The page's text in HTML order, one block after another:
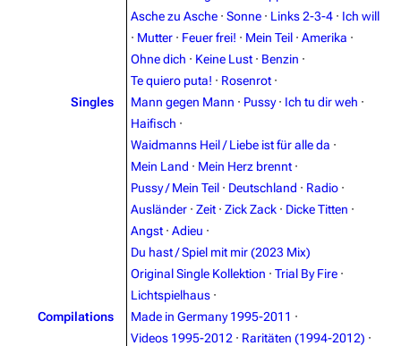
3.4K 12 290.4K
Navigation
Main page
Random page
Rammstein
Information
Discography
Videography
Song list
Merchandise
Emigrate
Lindemann
Singles
Asche zu Asche · Sonne · Links 2-3-4 · Ich will
· Mutter · Feuer frei! · Mein Teil · Amerika ·
Ohne dich · Keine Lust · Benzin ·
Te quiero puta! · Rosenrot ·
Mann gegen Mann · Pussy · Ich tu dir weh ·
Haifisch ·
Waidmanns Heil / Liebe ist für alle da ·
Mein Land · Mein Herz brennt ·
Pussy / Mein Teil · Deutschland · Radio ·
Ausländer · Zeit · Zick Zack · Dicke Titten ·
Angst · Adieu ·
Du hast / Spiel mit mir (2023 Mix)
Compilations
Original Single Kollektion · Trial By Fire ·
Lichtspielhaus ·
Made in Germany 1995-2011 ·
Videos 1995-2012 · Raritäten (1994-2012) ·